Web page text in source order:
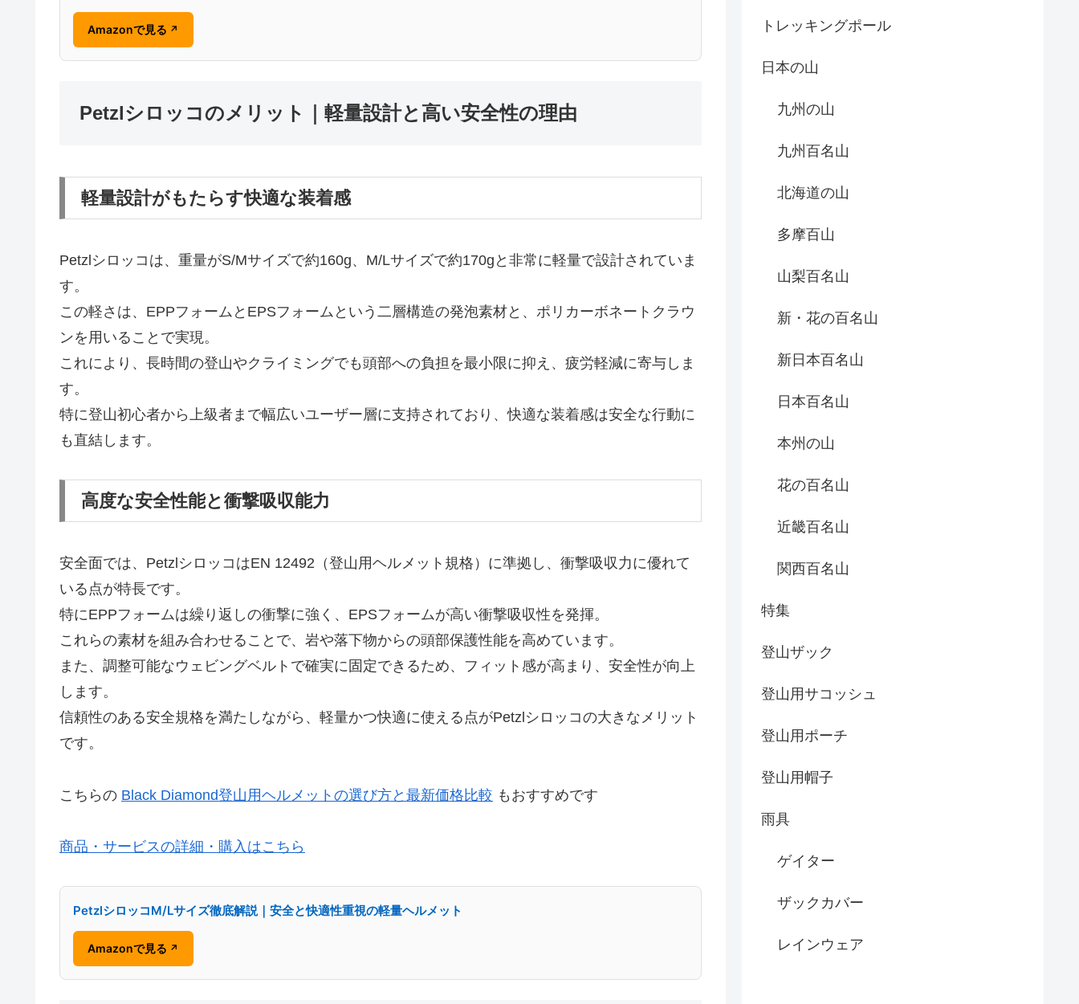
Amazonで見る ↗
Petzlシロッコのメリット｜軽量設計と高い安全性の理由
軽量設計がもたらす快適な装着感
Petzlシロッコは、重量がS/Mサイズで約160g、M/Lサイズで約170gと非常に軽量で設計されていま
す。
この軽さは、EPPフォームとEPSフォームという二層構造の発泡素材と、ポリカーボネートクラウ
ンを用いることで実現。
これにより、長時間の登山やクライミングでも頭部への負担を最小限に抑え、疲労軽減に寄与しま
す。
特に登山初心者から上級者まで幅広いユーザー層に支持されており、快適な装着感は安全な行動に
も直結します。
高度な安全性能と衝撃吸収能力
安全面では、PetzlシロッコはEN 12492（登山用ヘルメット規格）に準拠し、衝撃吸収力に優れて
いる点が特長です。
特にEPPフォームは繰り返しの衝撃に強く、EPSフォームが高い衝撃吸収性を発揮。
これらの素材を組み合わせることで、岩や落下物からの頭部保護性能を高めています。
また、調整可能なウェビングベルトで確実に固定できるため、フィット感が高まり、安全性が向上
します。
信頼性のある安全規格を満たしながら、軽量かつ快適に使える点がPetzlシロッコの大きなメリット
です。
こちらの Black Diamond登山用ヘルメットの選び方と最新価格比較 もおすすめです
商品・サービスの詳細・購入はこちら
PetzlシロッコM/Lサイズ徹底解説｜安全と快適性重視の軽量ヘルメット
Amazonで見る ↗
トレッキングポール
日本の山
九州の山
九州百名山
北海道の山
多摩百山
山梨百名山
新・花の百名山
新日本百名山
日本百名山
本州の山
花の百名山
近畿百名山
関西百名山
特集
登山ザック
登山用サコッシュ
登山用ポーチ
登山用帽子
雨具
ゲイター
ザックカバー
レインウェア